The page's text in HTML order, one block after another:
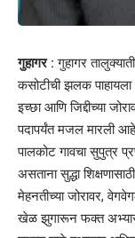
गुहागर : गुहागर
कसोटीची झलक
इच्छा आणि जिद्दीच्या
पदापर्यंत मजल मारली
पालकोट गावचा सुपुत्र
असताना सुद्धा
मेहनतीच्या जोरावर,
खेळ झुगारून फक्त